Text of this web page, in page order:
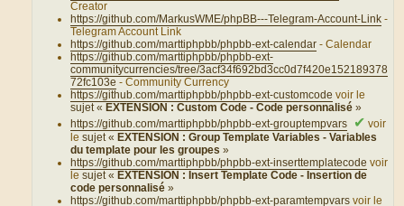
Creator
https://github.com/MarkusWME/phpBB---Telegram-Account-Link -
Telegram Account Link
https://github.com/marttiphpbb/phpbb-ext-calendar - Calendar
https://github.com/marttiphpbb/phpbb-ext-
communitycurrencies/tree/3acf34f692bd3cc0d7f420e152189378
72fc103e - Community Currency
https://github.com/marttiphpbb/phpbb-ext-customcode voir le
sujet « EXTENSION : Custom Code - Code personnalisé»
https://github.com/marttiphpbb/phpbb-ext-grouptempvars
✔ voir
lesujet « EXTENSION : Group Template Variables - Variables
du template pour les groupes»
https://github.com/marttiphpbb/phpbb-ext-inserttemplatecode voir
lesujet « EXTENSION : Insert Template Code - Insertion de
code personnalisé»
https://github.com/marttiphpbb/phpbb-ext-paramtempvars voir le